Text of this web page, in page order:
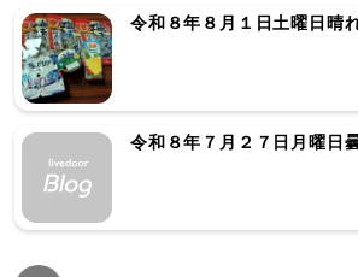
令和８年８月１日土曜日晴
令和８年７月２７日月曜日